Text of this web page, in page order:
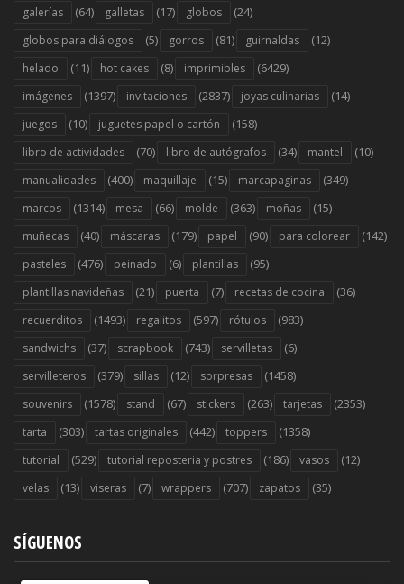
galerías (64) galletas (17) globos (24)
globos para diálogos (5) gorros (81) guirnaldas (12)
helado (11) hot cakes (8) imprimibles (6429)
imágenes (1397) invitaciones (2837) joyas culinarias (14)
juegos (10) juguetes papel o cartón (158)
libro de actividades (70) libro de autógrafos (34) mantel (10)
manualidades (400) maquillaje (15) marcapaginas (349)
marcos (1314) mesa (66) molde (363) moñas (15)
muñecas (40) máscaras (179) papel (90) para colorear (142)
pasteles (476) peinado (6) plantillas (95)
plantillas navideñas (21) puerta (7) recetas de cocina (36)
recuerditos (1493) regalitos (597) rótulos (983)
sandwichs (37) scrapbook (743) servilletas (6)
servilleteros (379) sillas (12) sorpresas (1458)
souvenirs (1578) stand (67) stickers (263) tarjetas (2353)
tarta (303) tartas originales (442) toppers (1358)
tutorial (529) tutorial reposteria y postres (186) vasos (12)
velas (13) viseras (7) wrappers (707) zapatos (35)
SÍGUENOS